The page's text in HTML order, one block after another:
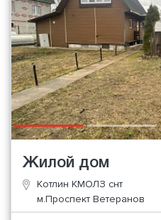
Жилой дом
Котлин КМОЛЗ снт
м.Проспект Ветеранов